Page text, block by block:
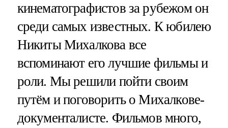
кинематографистов за рубежом он
среди самых известных. К юбилею
Никиты Михалкова все
вспоминают его лучшие фильмы и
роли. Мы решили пойти своим
путём и поговорить о Михалкове-
документалисте. Фильмов много,